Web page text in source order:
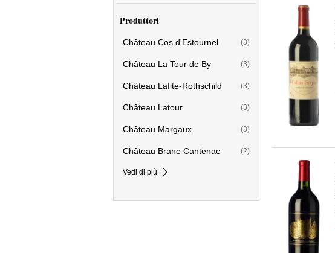
Produttori
Château Cos d'Estournel (3)
Château La Tour de By (3)
Château Lafite-Rothschild (3)
Château Latour (3)
Château Margaux (3)
Château Brane Cantenac (2)
Vedi di più